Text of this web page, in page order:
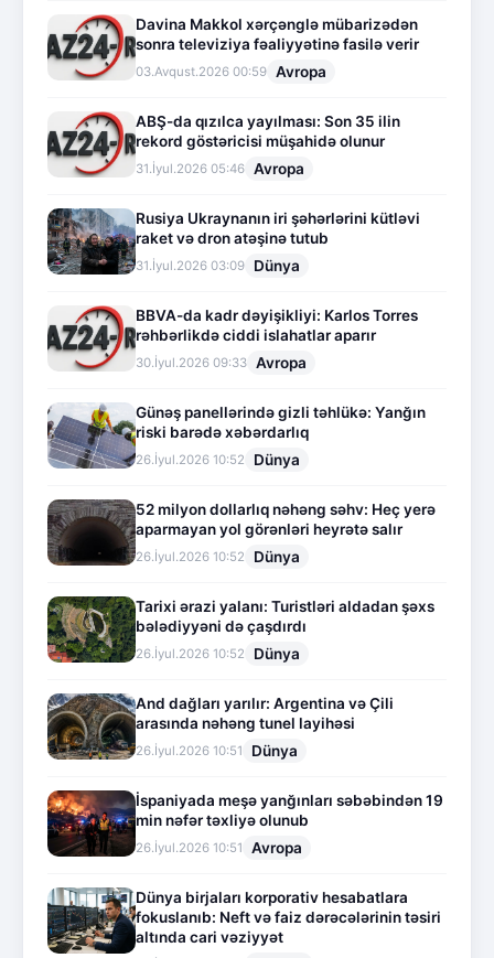
Davina Makkol xərçənglə mübarizədən
sonra televiziya fəaliyyətinə fasilə verir
03.Avqust.2026 00:59 Avropa
ABŞ-da qızılca yayılması: Son 35 ilin
rekord göstəricisi müşahidə olunur
31.İyul.2026 05:46 Avropa
Rusiya Ukraynanın iri şəhərlərini kütləvi
raket və dron atəşinə tutub
31.İyul.2026 03:09 Dünya
BBVA-da kadr dəyişikliyi: Karlos Torres
rəhbərlikdə ciddi islahatlar aparır
30.İyul.2026 09:33 Avropa
Günəş panellərində gizli təhlükə: Yanğın
riski barədə xəbərdarlıq
26.İyul.2026 10:52 Dünya
52 milyon dollarlıq nəhəng səhv: Heç yerə
aparmayan yol görənləri heyrətə salır
26.İyul.2026 10:52 Dünya
Tarixi ərazi yalanı: Turistləri aldadan şəxs
bələdiyyəni də çaşdırdı
26.İyul.2026 10:52 Dünya
And dağları yarılır: Argentina və Çili
arasında nəhəng tunel layihəsi
26.İyul.2026 10:51 Dünya
İspaniyada meşə yanğınları səbəbindən 19
min nəfər təxliyə olunub
26.İyul.2026 10:51 Avropa
Dünya birjaları korporativ hesabatlara
fokuslanıb: Neft və faiz dərəcələrinin təsiri
altında cari vəziyyət